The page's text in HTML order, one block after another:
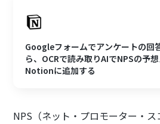
Googleフォームでアンケートの回
ら、OCRで読み取りAIでNPSの予
Notionに追加する
NPS（ネット・プロモーター・